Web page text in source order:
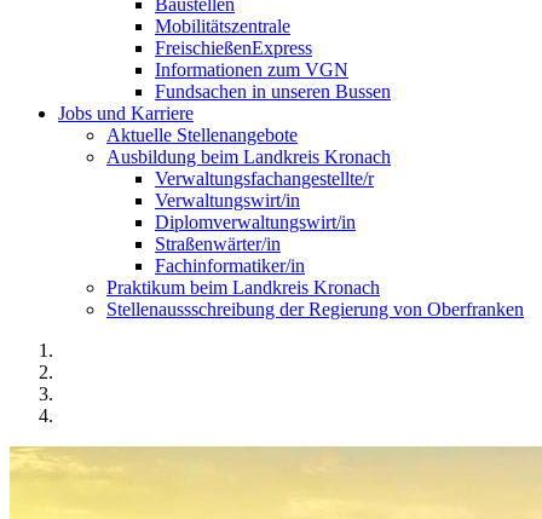
Baustellen
Mobilitätszentrale
FreischießenExpress
Informationen zum VGN
Fundsachen in unseren Bussen
Jobs und Karriere
Aktuelle Stellenangebote
Ausbildung beim Landkreis Kronach
Verwaltungsfachangestellte/r
Verwaltungswirt/in
Diplomverwaltungswirt/in
Straßenwärter/in
Fachinformatiker/in
Praktikum beim Landkreis Kronach
Stellenaussschreibung der Regierung von Oberfranken